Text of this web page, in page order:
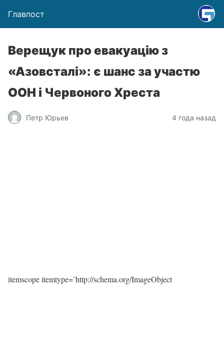
Главпост
Верещук про евакуацію з
«Азовсталі»: є шанс за участю
ООН і Червоного Хреста
Петр Юрьев 4 года назад
itemscope itemtype=’http://schema.org/ImageObject